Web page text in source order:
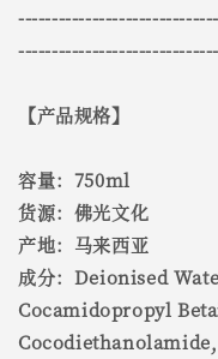
【产品规格】
容量：750ml
货源：佛光文化
产地：马来西亚
成分：Deionised
Cocamidopropyl